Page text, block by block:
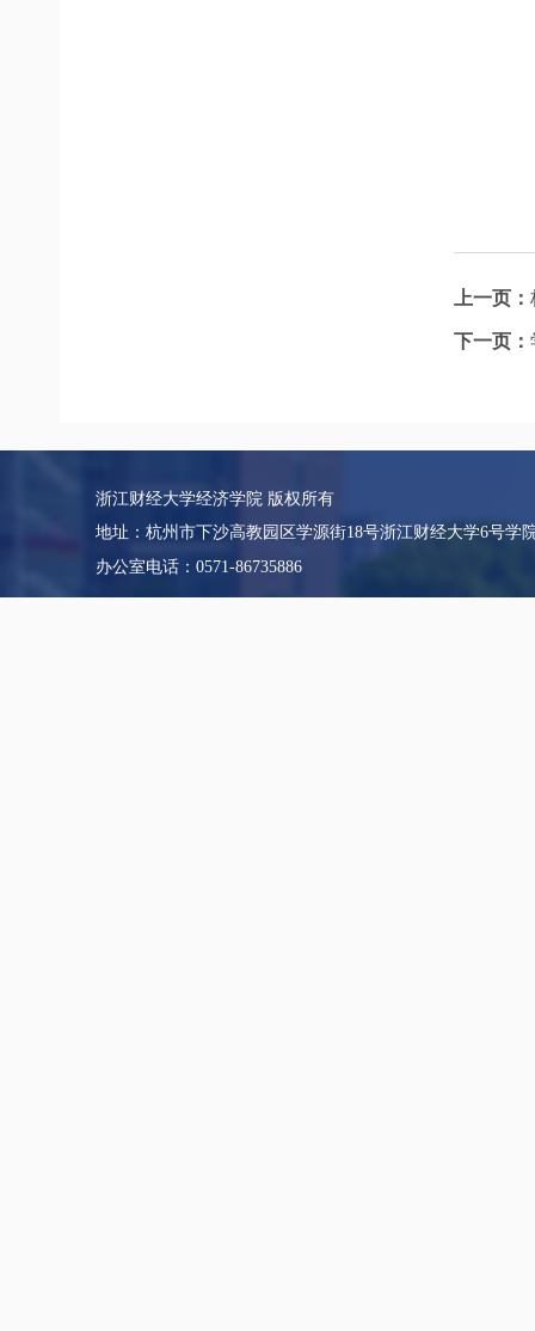
上一页：
下一页：
浙江财经大学经济学院 版权所有
地址：杭州市下沙高教园区学源街18号浙江财经大学6号学
办公室电话：0571-86735886